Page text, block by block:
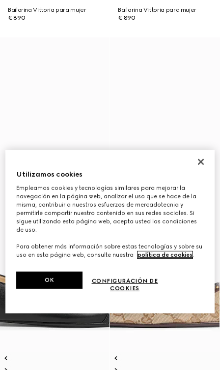
Bailarina Vittoria para mujer
€ 890
Bailarina Vittoria para mujer
€ 890
Utilizamos cookies
Empleamos cookies y tecnologías similares para mejorar la
navegación en la página web, analizar el uso que se hace de la
misma, contribuir a nuestros esfuerzos de mercadotecnia y
permitirle compartir nuestro contenido en sus redes sociales. Si
sigue utilizando esta página web, acepta usted las condiciones
de uso.
Para obtener más información sobre estas tecnologías y sobre su
uso en esta página web, consulte nuestra
política de cookies.
CONFIGURACIÓN DE
COOKIES
OK